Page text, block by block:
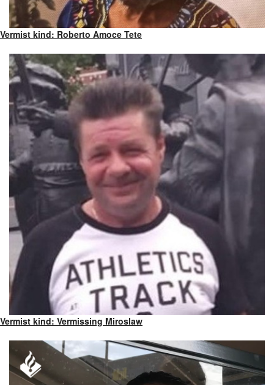
Vermist kind: Roberto Amoce Tete
Vermist kind: Vermissing Miroslaw